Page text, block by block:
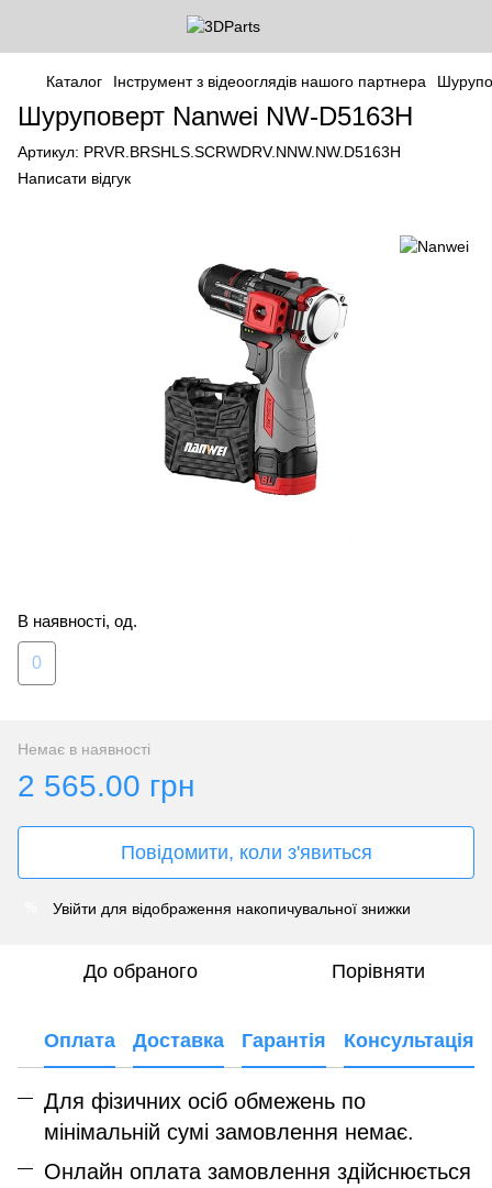
Каталог Інструмент з відеооглядів нашого партнера
Шуруповерт Nanwei NW-D5163H
Артикул: PRVR.BRSHLS.SCRWDRV.NNW.NW.D5163H
Написати відгук
В наявності, од.
0
Немає в наявності
2 565.00 грн
Повідомити, коли з'явиться
Увійти для відображення накопичувальної знижки
До обраного Порівняти
Оплата Доставка Гарантія Консультація
Для фізичних осіб обмежень по
мінімальній сумі замовлення немає.
Онлайн оплата замовлення здійснюється